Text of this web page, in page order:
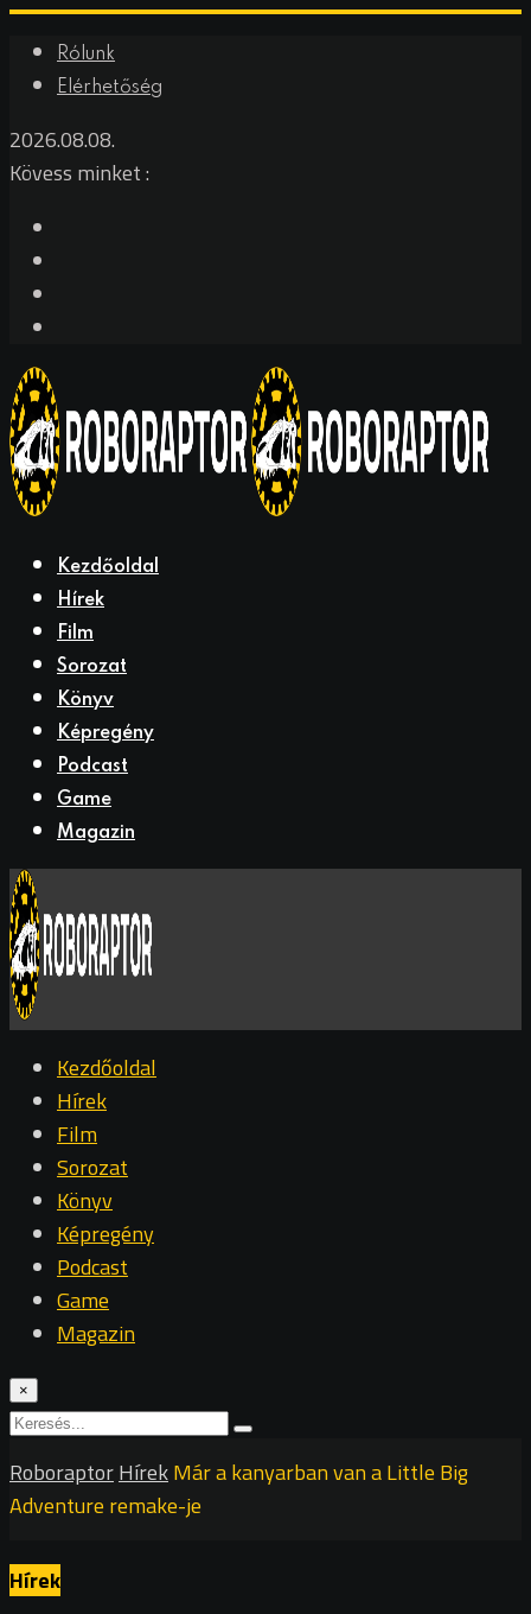
Rólunk
Elérhetőség
2026.08.08.
Kövess minket :
Kezdőoldal
Hírek
Film
Sorozat
Könyv
Képregény
Podcast
Game
Magazin
Kezdőoldal
Hírek
Film
Sorozat
Könyv
Képregény
Podcast
Game
Magazin
×
RoboraptorHírekMár a kanyarban van a Little Big
Adventure remake-je
Hírek